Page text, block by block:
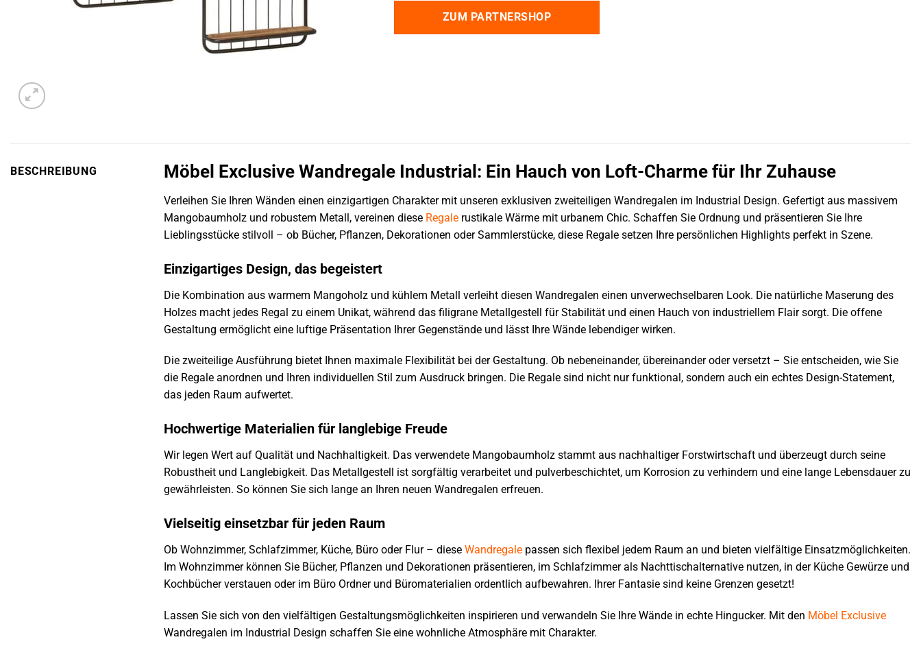
ZUM PARTNERSHOP
BESCHREIBUNG Möbel Exclusive Wandregale Industrial: Ein Hauch von Loft-Charme für Ihr Zuhause
Verleihen Sie Ihren Wänden einen einzigartigen Charakter mit unseren exklusiven zweiteiligen Wandregalen im Industrial Design. Gefertigt aus massivem
Mangobaumholz und robustem Metall, vereinen diese Regale rustikale Wärme mit urbanem Chic. Schaffen Sie Ordnung und präsentieren Sie Ihre
Lieblingsstücke stilvoll – ob Bücher, Pflanzen, Dekorationen oder Sammlerstücke, diese Regale setzen Ihre persönlichen Highlights perfekt in Szene.
Einzigartiges Design, das begeistert
Die Kombination aus warmem Mangoholz und kühlem Metall verleiht diesen Wandregalen einen unverwechselbaren Look. Die natürliche Maserung des
Holzes macht jedes Regal zu einem Unikat, während das filigrane Metallgestell für Stabilität und einen Hauch von industriellem Flair sorgt. Die offene
Gestaltung ermöglicht eine luftige Präsentation Ihrer Gegenstände und lässt Ihre Wände lebendiger wirken.
Die zweiteilige Ausführung bietet Ihnen maximale Flexibilität bei der Gestaltung. Ob nebeneinander, übereinander oder versetzt – Sie entscheiden, wie Sie
die Regale anordnen und Ihren individuellen Stil zum Ausdruck bringen. Die Regale sind nicht nur funktional, sondern auch ein echtes Design-Statement,
das jeden Raum aufwertet.
Hochwertige Materialien für langlebige Freude
Wir legen Wert auf Qualität und Nachhaltigkeit. Das verwendete Mangobaumholz stammt aus nachhaltiger Forstwirtschaft und überzeugt durch seine
Robustheit und Langlebigkeit. Das Metallgestell ist sorgfältig verarbeitet und pulverbeschichtet, um Korrosion zu verhindern und eine lange Lebensdauer zu
gewährleisten. So können Sie sich lange an Ihren neuen Wandregalen erfreuen.
Vielseitig einsetzbar für jeden Raum
Ob Wohnzimmer, Schlafzimmer, Küche, Büro oder Flur – diese Wandregale passen sich flexibel jedem Raum an und bieten vielfältige Einsatzmöglichkeiten.
Im Wohnzimmer können Sie Bücher, Pflanzen und Dekorationen präsentieren, im Schlafzimmer als Nachttischalternative nutzen, in der Küche Gewürze und
Kochbücher verstauen oder im Büro Ordner und Büromaterialien ordentlich aufbewahren. Ihrer Fantasie sind keine Grenzen gesetzt!
Lassen Sie sich von den vielfältigen Gestaltungsmöglichkeiten inspirieren und verwandeln Sie Ihre Wände in echte Hingucker. Mit den Möbel Exclusive
Wandregalen im Industrial Design schaffen Sie eine wohnliche Atmosphäre mit Charakter.